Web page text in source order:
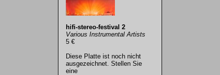
hifi-stereo-festival 2
Various Instrumental Artists
5 €
Diese Platte ist noch nicht
ausgezeichnet. Stellen Sie
eine